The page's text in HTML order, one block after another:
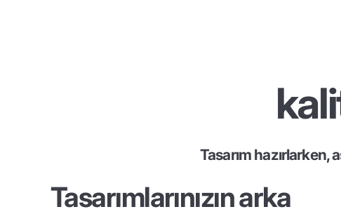
Tasarım hazırlarken,
Tasarımlarınızın arka